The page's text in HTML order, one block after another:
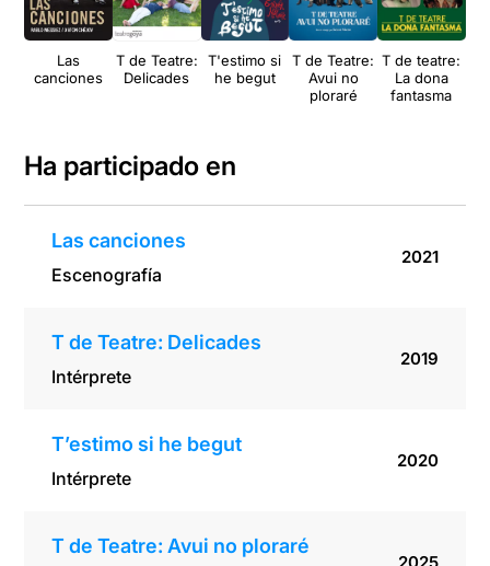
Las
canciones
T de Teatre:
Delicades
T'estimo si
he begut
T de Teatre:
Avui no
ploraré
T de teatre:
La dona
fantasma
Ha participado en
Las canciones
Escenografía
2021
T de Teatre: Delicades
Intérprete
2019
T’estimo si he begut
Intérprete
2020
T de Teatre: Avui no ploraré